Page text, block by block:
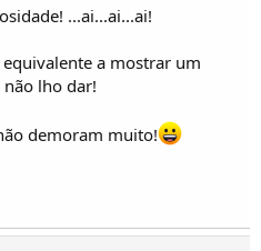
...ai...ai...ai!
a mostrar um
lho dar!
demoram muito!